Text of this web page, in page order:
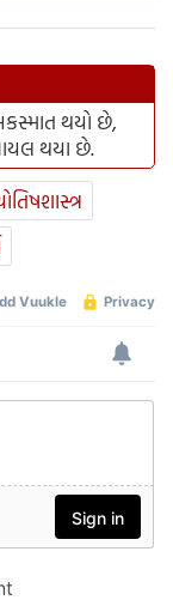
થયો છે,
થયા છે.